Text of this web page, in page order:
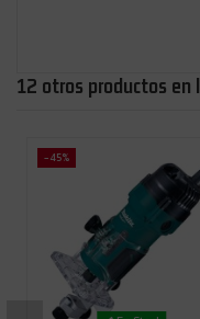
12 otros productos en
-45%